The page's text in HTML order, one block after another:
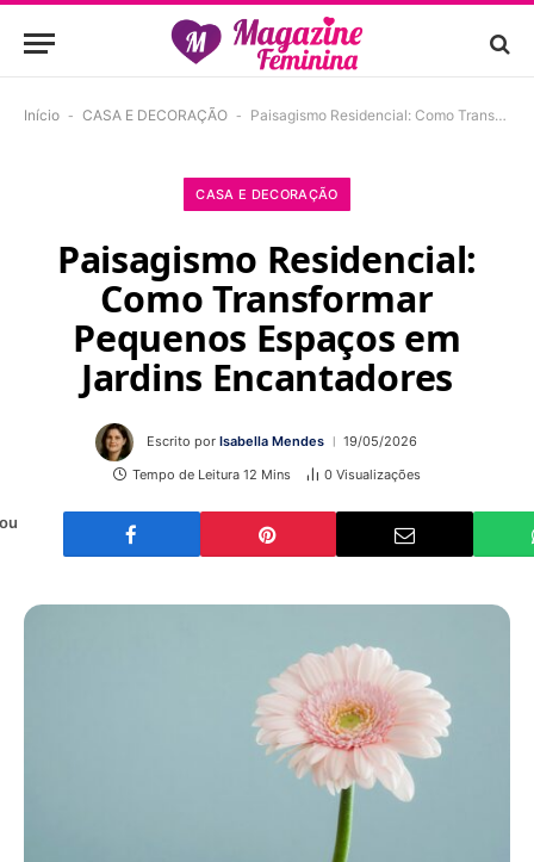
Início - CASA E DECORAÇÃO - Paisagismo Residencial: Como Transformar Pequenos Espaços em Jardins Encantadores
CASA E DECORAÇÃO
Paisagismo Residencial:
Como Transformar
Pequenos Espaços em
Jardins Encantadores
Escrito por Isabella Mendes
19/05/2026
Tempo de Leitura 12 Mins
0 Visualizações